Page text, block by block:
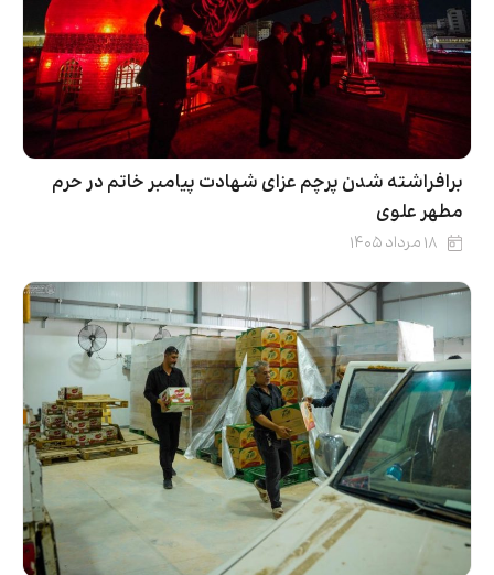
برافراشته شدن پرچم عزای شهادت پیامبر خاتم در حرم
مطهر علوی
۱۸ مرداد ۱۴۰۵